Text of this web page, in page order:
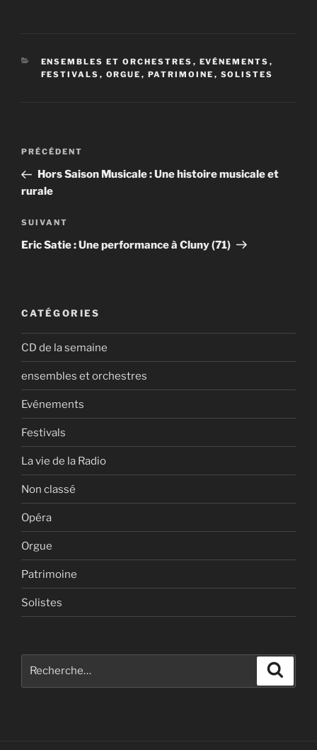
CATÉGORIES
ENSEMBLES ET ORCHESTRES , EVÉNEMENTS ,
FESTIVALS , ORGUE , PATRIMOINE , SOLISTES
Navigation
l’article
Article
précédent
PRÉCÉDENT
Hors Saison Musicale : Une histoire musicale et
rurale
Article
suivant
SUIVANT
Eric Satie : Une performance à Cluny (71)
CATÉGORIES
CD de la semaine
ensembles et orchestres
Evénements
Festivals
La vie de la Radio
Non classé
Opéra
Orgue
Patrimoine
Solistes